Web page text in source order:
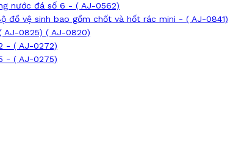
nước đá số 6 - ( AJ-0562)
đồ vệ sinh bao gồm chốt và hốt rác mini - ( AJ-0841)
AJ-0825) ( AJ-0820)
- ( AJ-0272)
- ( AJ-0275)